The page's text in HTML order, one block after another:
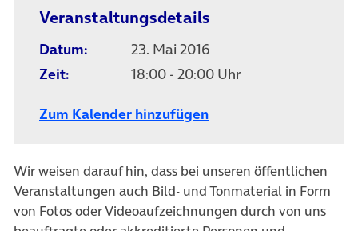
Veranstaltungsdetails
Datum:
23. Mai 2016
Zeit:
18:00 - 20:00 Uhr
Zum Kalender hinzufügen
Wir weisen darauf hin, dass bei unseren öffentlichen
Veranstaltungen auch Bild- und Tonmaterial in Form
von Fotos oder Videoaufzeichnungen durch von uns